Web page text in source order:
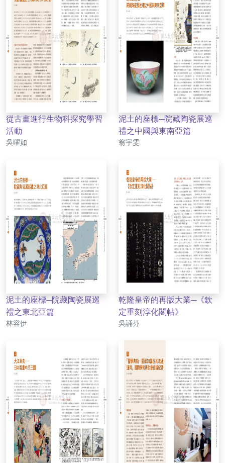
從古畫進行生物科探究學習
活動
作者
吳曜如
泥土的座標─院藏陶瓷展巡
禮之中國與東南亞篇
作者
翁宇雯
泥土的座標─院藏陶瓷展巡
禮之東北亞篇
作者
林容伊
乾隆皇帝的再版大業─《欽
定重刻淳化閣帖》
作者
吳誦芬